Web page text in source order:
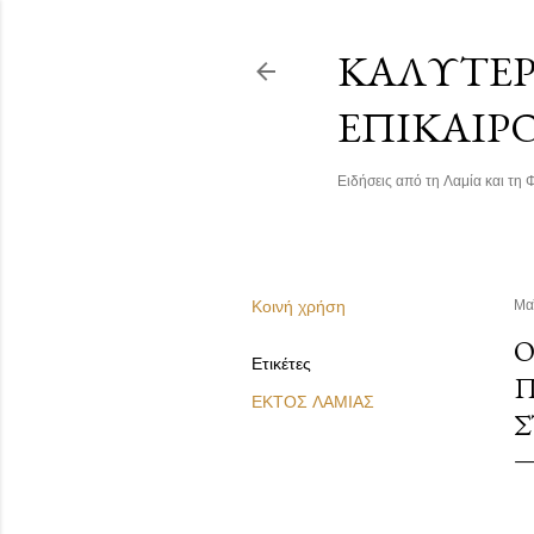
Ειδήσεις από τη Λαμία και τη
Κοινή χρήση
Ετικέτες
ΕΚΤΟΣ ΛΑΜΙΑΣ